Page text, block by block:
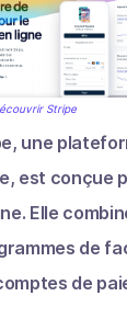
Stripe
une
est conçue
Elle
de
de